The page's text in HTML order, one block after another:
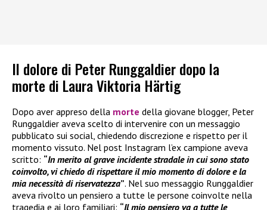
Il dolore di Peter Runggaldier dopo la
morte di Laura Viktoria Härtig
Dopo aver appreso della morte della giovane blogger, Peter
Runggaldier aveva scelto di intervenire con un messaggio
pubblicato sui social, chiedendo discrezione e rispetto per il
momento vissuto. Nel post Instagram l’ex campione aveva
scritto: “In merito al grave incidente stradale in cui sono stato
coinvolto, vi chiedo di rispettare il mio momento di dolore e la
mia necessità di riservatezza”. Nel suo messaggio Runggaldier
aveva rivolto un pensiero a tutte le persone coinvolte nella
tragedia e ai loro familiari: “Il mio pensiero va a tutte le